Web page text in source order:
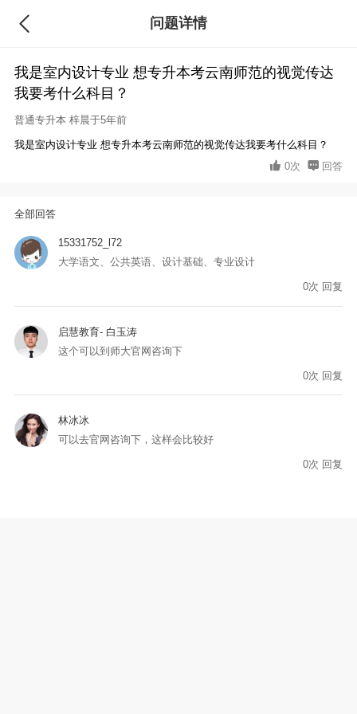
问题详情
我是室内设计专业 想专升本考云南师范的视觉传达
我要考什么科目？
普通专升本 梓晨于5年前
我是室内设计专业 想专升本考云南师范的视觉传达我要考什么科目？
0次
回答
全部回答
15331752_l72
大学语文、公共英语、设计基础、专业设计
0次 回复
启慧教育- 白玉涛
这个可以到师大官网咨询下
0次 回复
林冰冰
可以去官网咨询下，这样会比较好
0次 回复